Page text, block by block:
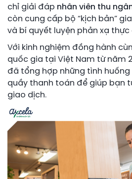
chỉ giải đáp nhân viên thu
còn cung cấp bộ “kịch bản”
và bí quyết luyện phản xạ thực
Với kinh nghiệm đồng hành
quốc gia tại Việt Nam từ năm
đã tổng hợp những tình
quầy thanh toán để giúp bạn
giao dịch.